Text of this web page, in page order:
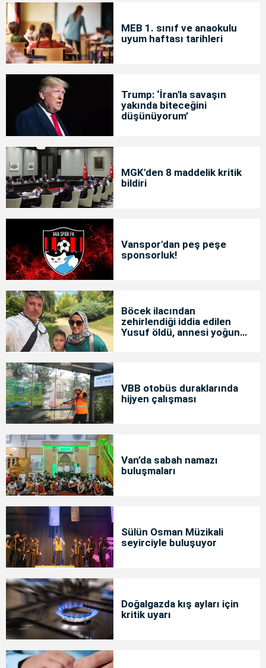
MEB 1. sınıf ve anaokulu
uyum haftası tarihleri
Trump: ‘İran'la savaşın
yakında biteceğini
düşünüyorum’
MGK'den 8 maddelik kritik
bildiri
Vanspor'dan peş peşe
sponsorluk!
Böcek ilacından
zehirlendiği iddia edilen
Yusuf öldü, annesi yoğun
VBB otobüs duraklarında
hijyen çalışması
Van’da sabah namazı
buluşmaları
Sülün Osman Müzikali
seyirciyle buluşuyor
Doğalgazda kış ayları için
kritik uyarı